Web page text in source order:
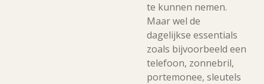
te kunnen nemen.
Maar wel de
dagelijkse essentials
zoals bijvoorbeeld een
telefoon, zonnebril,
portemonee, sleutels